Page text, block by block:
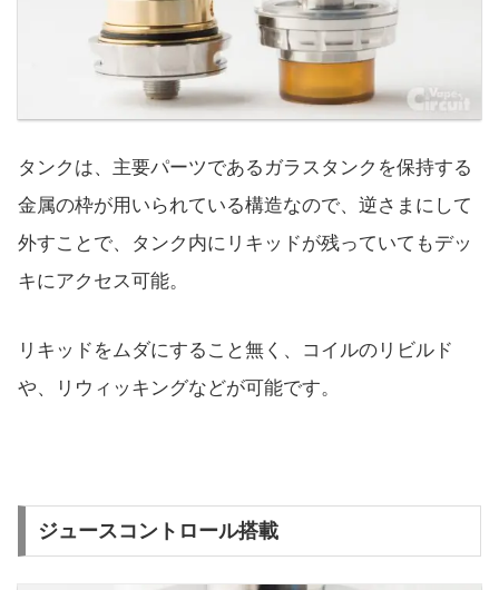
タンクは、主要パーツであるガラスタンクを保持する
金属の枠が用いられている構造なので、逆さまにして
外すことで、タンク内にリキッドが残っていてもデッ
キにアクセス可能。
リキッドをムダにすること無く、コイルのリビルド
や、リウィッキングなどが可能です。
ジュースコントロール搭載